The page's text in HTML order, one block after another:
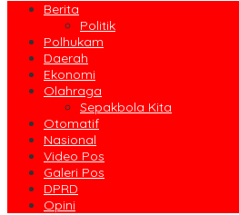
Berita
Politik
Polhukam
Daerah
Ekonomi
Olahraga
Sepakbola Kita
Otomatif
Nasional
Video Pos
Galeri Pos
DPRD
Opini